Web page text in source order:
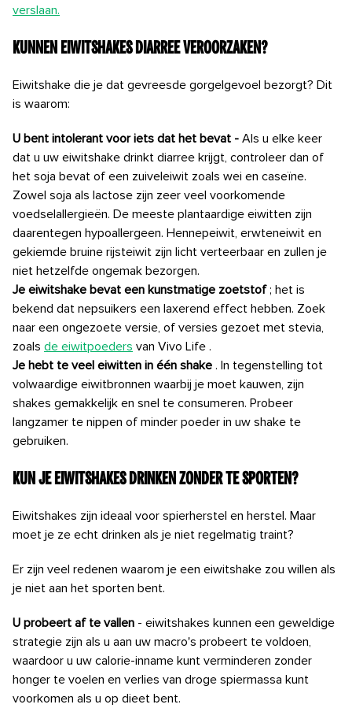
verslaan.
Kunnen eiwitshakes diarree veroorzaken?
Eiwitshake die je dat gevreesde gorgelgevoel bezorgt? Dit
is waarom:
U bent intolerant voor iets dat het bevat - Als u elke keer
dat u uw eiwitshake drinkt diarree krijgt, controleer dan of
het soja bevat of een zuiveleiwit zoals wei en caseïne.
Zowel soja als lactose zijn zeer veel voorkomende
voedselallergieën. De meeste plantaardige eiwitten zijn
daarentegen hypoallergeen. Hennepeiwit, erwteneiwit en
gekiemde bruine rijsteiwit zijn licht verteerbaar en zullen je
niet hetzelfde ongemak bezorgen.
Je eiwitshake bevat een kunstmatige zoetstof ; het is
bekend dat nepsuikers een laxerend effect hebben. Zoek
naar een ongezoete versie, of versies gezoet met stevia,
zoals de eiwitpoeders van Vivo Life .
Je hebt te veel eiwitten in één shake . In tegenstelling tot
volwaardige eiwitbronnen waarbij je moet kauwen, zijn
shakes gemakkelijk en snel te consumeren. Probeer
langzamer te nippen of minder poeder in uw shake te
gebruiken.
Kun je eiwitshakes drinken zonder te sporten?
Eiwitshakes zijn ideaal voor spierherstel en herstel. Maar
moet je ze echt drinken als je niet regelmatig traint?
Er zijn veel redenen waarom je een eiwitshake zou willen als
je niet aan het sporten bent.
U probeert af te vallen - eiwitshakes kunnen een geweldige
strategie zijn als u aan uw macro's probeert te voldoen,
waardoor u uw calorie-inname kunt verminderen zonder
honger te voelen en verlies van droge spiermassa kunt
voorkomen als u op dieet bent.